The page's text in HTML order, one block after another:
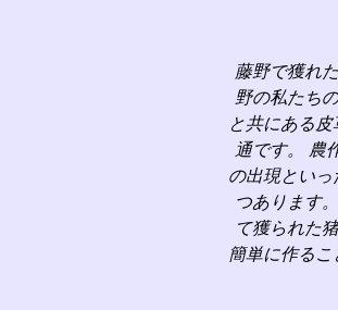
藤野で獲れ
野の私たち
と共にある
通です。 農
の出現とい
つあります
て獲られた
簡単に作る